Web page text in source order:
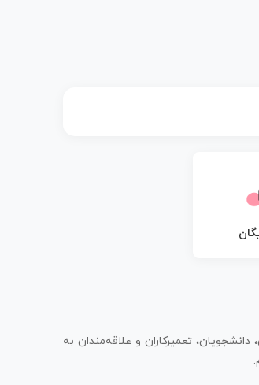
تعمیرکاران و علاقه‌مندان به